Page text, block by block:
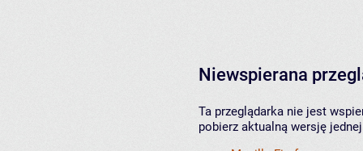
Niewspierana
Ta przeglądarka nie jest
pobierz aktualną wersję